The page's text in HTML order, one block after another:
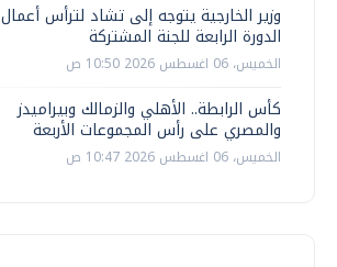
وزير الخارجية يتوجه إلى تشاد لترأس أعمال
الدورة الرابعة للجنة المشتركة
الخميس، 06 اغسطس 2026 10:50 ص
كأس الرابطة.. الأهلي والزمالك وبيراميدز
والمصري على رأس المجموعات الأربعة
الخميس، 06 اغسطس 2026 10:47 ص